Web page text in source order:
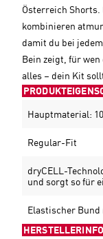
Österreich Shorts.
kombinieren
damit du bei
Bein zeigt, für
alles – dein Kit
Hauptmaterial:
Regular-Fit
dryCELL-
und sorgt so für
Elastischer Bund